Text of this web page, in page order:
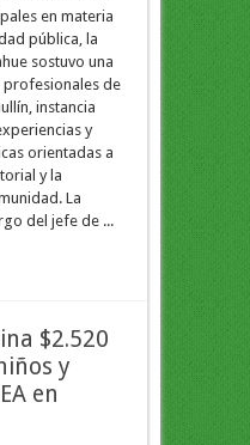
en materia
pública, la
sostuvo una
de
instancia
y
orientadas a
y la
La
del jefe de ...
$2.520
y
en